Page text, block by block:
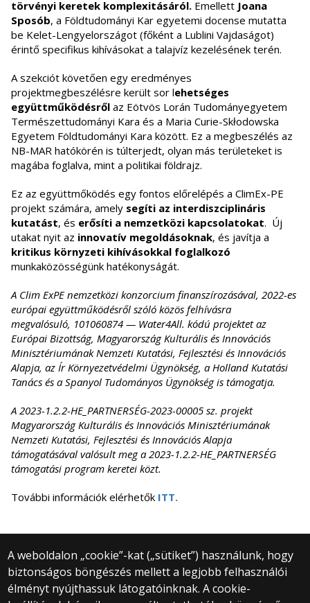
törvényi keretek komplexitásáról. Emellett Joana
Sposób, a Földtudományi Kar egyetemi docense mutatta
be Kelet-Lengyelországot (főként a Lublini Vajdaságot)
érintő specifikus kihívásokat a talajvíz kezelésének terén.
A szekciót követően egy eredményes
projektmegbeszélésre került sor lehetséges
együttműködésről az Eötvös Lorán Tudományegyetem
Természettudományi Kara és a Maria Curie-Skłodowska
Egyetem Földtudományi Kara között. Ez a megbeszélés az
NB-MAR hatókörén is túlterjedt, olyan más területeket is
magába foglalva, mint a politikai földrajz.
Ez az együttmőködés egy fontos előrelépés a ClimEx-PE
projekt számára, amely segíti az interdiszciplináris
kutatást, és erősíti a nemzetközi kapcsolatokat. Új
utakat nyit az innovatív megoldásoknak, és javítja a
kritikus környzeti kihívásokkal foglalkozó
munkaközösségünk hatékonyságát.
A Clim ExPE nemzetközi konzorcium finanszírozásával, 2022-es
európai együttműködésről szóló közös felhívásra
megvalósuló, 101060874 — Water4All. kódú projektet az
Európai Bizottság, Magyarország Kulturális és Innovációs
Minisztériumának Nemzeti Kutatási, Fejlesztési és Innovációs
Alapja, az Ír Környezetvédelmi Ügynökség, a Holland Kutatási
Tanács és a Spanyol Tudományos Ügynökség is támogatja.
A 2023-1.2.2-HE_PARTNERSÉG-2023-00005 sz. projekt
Magyarország Kulturális és Innovációs Minisztériumának
Nemzeti Kutatási, Fejlesztési és Innovációs Alapja
támogatásával valósult meg a 2023-1.2.2-HE_PARTNERSÉG
támogatási program keretei közt.
További információk elérhetők ITT.
A weboldalon „cookie”-kat („sütiket”) használunk, hogy
biztonságos böngészés mellett a legjobb felhasználói
élményt nyújthassuk látogatóinknak. A cookie-
© 2025 Eötvös Loránd Tudományegyetem
Minden jog fenntartva.